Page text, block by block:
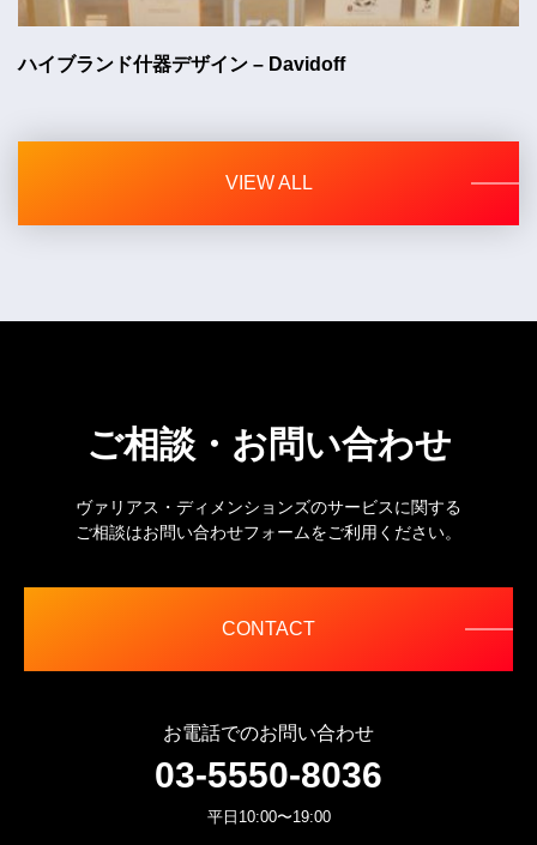
ハイブランド什器デザイン – Davidoff
VIEW ALL
ご相談・お問い合わせ
ヴァリアス・ディメンションズのサービスに関する
ご相談はお問い合わせフォームをご利用ください。
CONTACT
お電話でのお問い合わせ
03-5550-8036
平日10:00〜19:00